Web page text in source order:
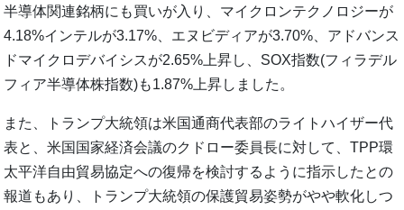
半導体関連銘柄にも買いが入り、マイクロンテクノロジーが
4.18%インテルが3.17%、エヌビディアが3.70%、アドバンス
ドマイクロデバイシスが2.65%上昇し、SOX指数(フィラデル
フィア半導体株指数)も1.87%上昇しました。
また、トランプ大統領は米国通商代表部のライトハイザー代
表と、米国国家経済会議のクドロー委員長に対して、TPP環
太平洋自由貿易協定への復帰を検討するように指示したとの
報道もあり、トランプ大統領の保護貿易姿勢がやや軟化しつ